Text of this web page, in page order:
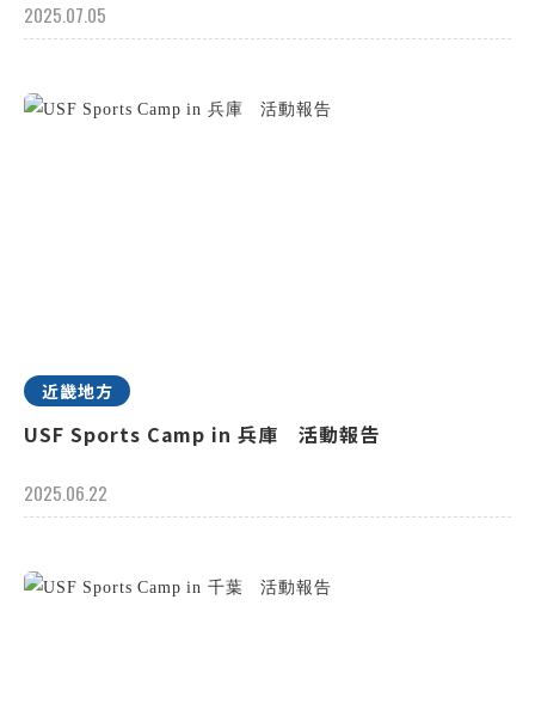
2025.07.05
近畿地方
USF Sports Camp in 兵庫 活動報告
2025.06.22